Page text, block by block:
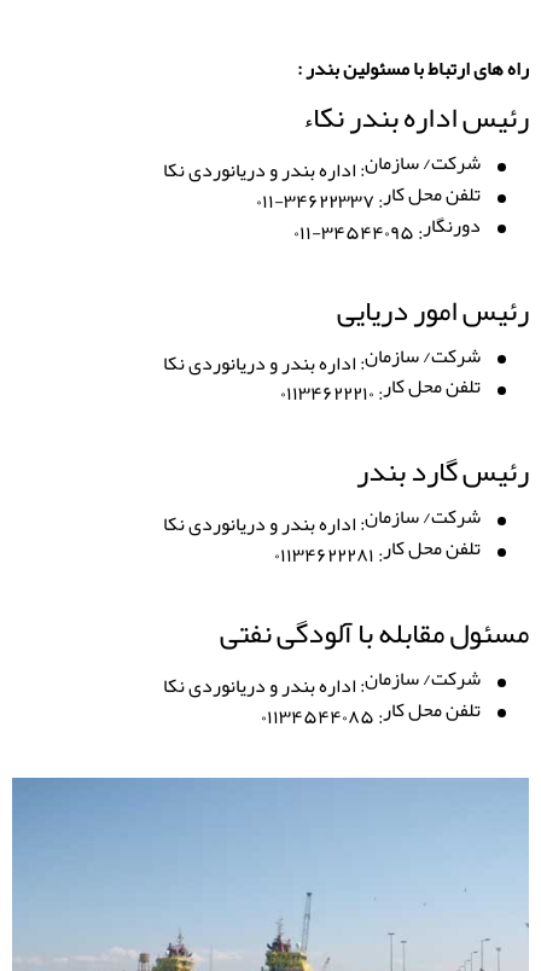
راه های ارتباط با مسئولین بندر :
رئیس اداره بندر نکاء
شرکت/ سازمان:اداره بندر و دریانوردی نکا
تلفن محل کار:۰۱۱-۳۴۶۲۲۳۳۷
دورنگار:۰۱۱-۳۴۵۴۴۰۹۵
رئیس امور دریایی
شرکت/ سازمان:اداره بندر و دریانوردی نکا
تلفن محل کار:۰۱۱۳۴۶۲۲۲۱۰
رئیس گارد بندر
شرکت/ سازمان:اداره بندر و دریانوردی نکا
تلفن محل کار:۰۱۱۳۴۶۲۲۲۸۱
مسئول مقابله با آلودگی نفتی
شرکت/ سازمان:اداره بندر و دریانوردی نکا
تلفن محل کار:۰۱۱۳۴۵۴۴۰۸۵